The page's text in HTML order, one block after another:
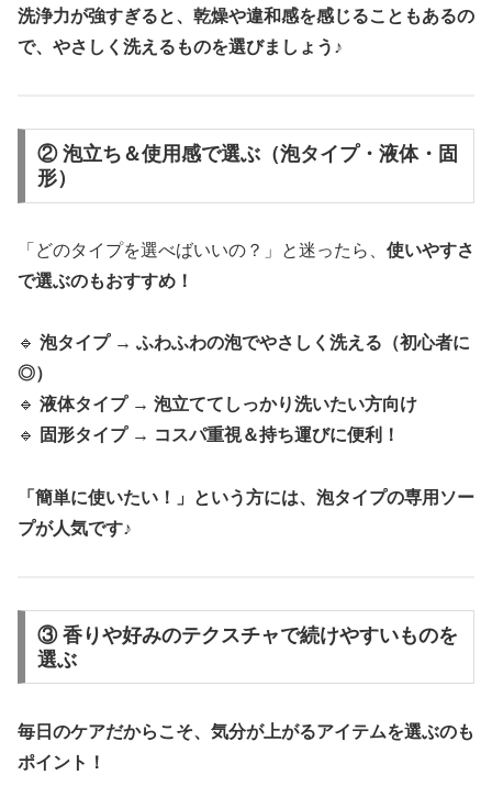
洗浄力が強すぎると、乾燥や違和感を感じることもあるの
で、やさしく洗えるものを選びましょう♪
② 泡立ち＆使用感で選ぶ（泡タイプ・液体・固
形）
「どのタイプを選べばいいの？」と迷ったら、 使いやすさ
で選ぶのもおすすめ！
🔹 泡タイプ → ふわふわの泡でやさしく洗える（初心者に
◎）
🔹 液体タイプ → 泡立ててしっかり洗いたい方向け
🔹
固形タイプ → コスパ重視＆持ち運びに便利！
「簡単に使いたい！」という方には、泡タイプの専用ソー
プが人気です♪
③ 香りや好みのテクスチャで続けやすいものを
選ぶ
毎日のケアだからこそ、気分が上がるアイテムを選ぶのも
ポイント！